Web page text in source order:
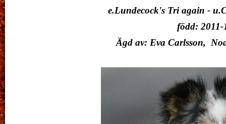
e.Lundecock's Tri again -
född: 2011-
Ägd av: Eva Carlsson,